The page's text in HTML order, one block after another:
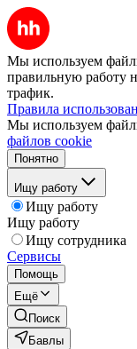
Мы используем
правильную работу
трафик.
Правила
Мы используем
файлов cookie
Понятно
Ищу работу
Ищу работу
Ищу работу
Ищу сотрудника
Сервисы
Помощь
Ещё
Поиск
Бавлы